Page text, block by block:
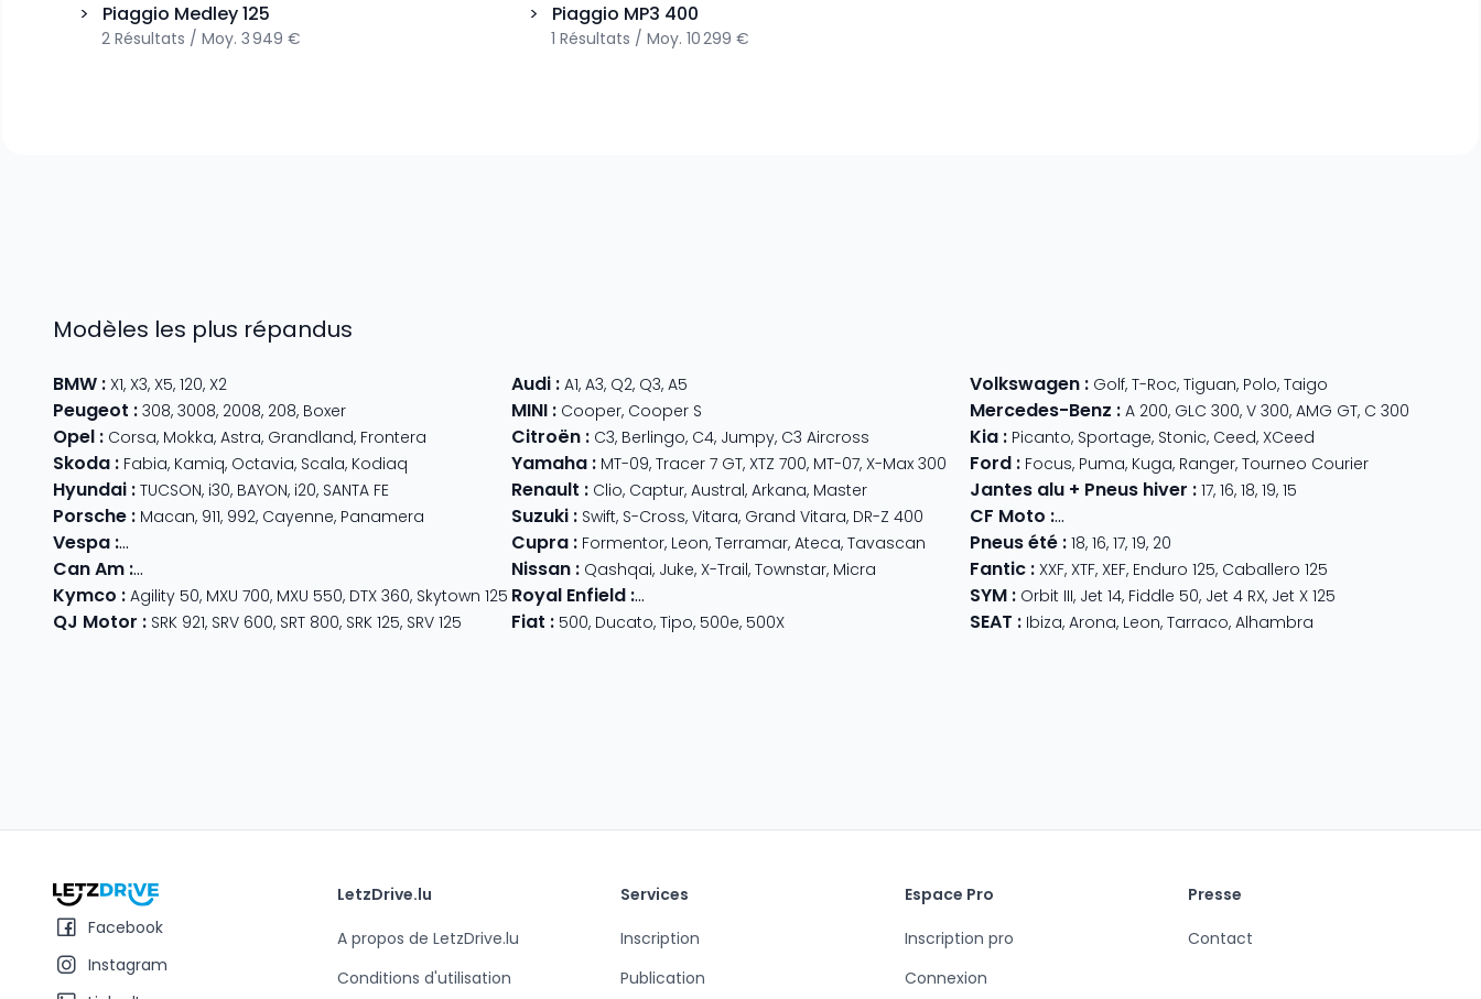
> Piaggio Medley 125
2 Résultats / Moy. 3 949 €
> Piaggio MP3 400
1 Résultats / Moy. 10 299 €
Modèles les plus répandus
BMW : X1, X3, X5, 120, X2 Audi: A1, A3, Q2, Q3, A5 Volkswagen: Golf, T-Roc, Tiguan, Polo, Taigo
Peugeot : 308, 3008, 2008, 208, Boxer MINI: Cooper, Cooper S Mercedes-Benz : A 200, GLC 300, V 300, AMG GT, C 300
Opel : Corsa, Mokka, Astra, Grandland, Frontera Citroën: C3, Berlingo, C4, Jumpy, C3 Aircross Kia: Picanto, Sportage, Stonic, Ceed, XCeed
Skoda : Fabia, Kamiq, Octavia, Scala, Kodiaq Yamaha: MT-09, Tracer 7 GT, XTZ 700, MT-07, X-Max 300 Ford: Focus, Puma, Kuga, Ranger, Tourneo Courier
Hyundai : TUCSON, i30, BAYON, i20, SANTA FE Renault : Clio, Captur, Austral, Arkana, Master Jantes alu + Pneus hiver : 17, 16, 18, 19, 15
Porsche : Macan, 911, 992, Cayenne, Panamera Suzuki: Swift, S-Cross, Vitara, Grand Vitara, DR-Z 400 CF Moto : 800 MT
Vespa : Primavera 125 GTS 310,GTV 310
Cupra: Formentor, Leon, Terramar, Ateca, Tavascan Pneus été: 18, 16, 17, 19, 20
Can Am : Outlander Max OutlanderNissan: Qashqai, Juke, X-Trail, Townstar, Micra Fantic: XXF, XTF, XEF, Enduro 125, Caballero 125
Kymco : Agility 50, MXU 700, MXU 550, DTX 360, Skytown 125 Royal Enfield: Classic Hunter 350 ,Meteor 350
SYM: Orbit III, Jet 14, Fiddle 50, Jet 4 RX, Jet X 125
QJ Motor : SRK 921, SRV 600, SRT 800, SRK 125, SRV 125 Fiat : 500, Ducato, Tipo, 500e, 500X SEAT : Ibiza, Arona, Leon, Tarraco, Alhambra
Facebook
Instagram
LetzDrive.lu
A propos de LetzDrive.lu
Conditions d'utilisation
Services
Inscription
Publication
Espace Pro
Inscription pro
Connexion
Presse
Contact